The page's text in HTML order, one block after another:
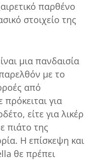
παρθένο
στοιχείο της
μια πανδαισία
με το
από
για
είτε για λικέρ
πιάτο της
Η επίσκεψη και
θε πρέπει